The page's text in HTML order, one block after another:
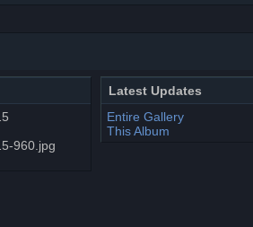
960.jpg
Latest Updates
Entire Gallery
This Album